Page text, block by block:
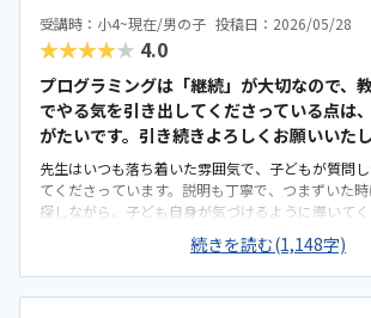
受講時：小4~現在/男の子 投稿日：2026/05/28
★★★★★ 4.0
プログラミングは「継続」が大切なので、
でやる気を引き出してくださっている点は
がたいです。引き続きよろしくお願いいたし
先生はいつも落ち着いた雰囲気で、子どもが質問
てくださっています。説明も丁寧で、つまずいた
探しながら、子ども自身が気づけるように導いて
的でした。授業中は必要以上に口を出さず、基本的
ながら、適切なタイミングで声をかけてくださるた
のペースで安心して取り組めています。カリキュ
ではまだ把握しきれていませんが、教室独自の進
続きを読む(1,148字)